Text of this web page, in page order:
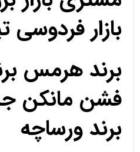
بازار فردوسی
برند هرمس
فشن مانکن
برند ورساچه